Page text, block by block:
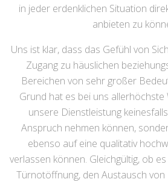
in jeder erdenklichen Situation
anbieten zu
Uns ist klar, dass das Gefühl von
Zugang zu häuslichen
Bereichen von sehr großer
Grund hat es bei uns allerhöchste
unsere Dienstleistung
Anspruch nehmen können,
ebenso auf eine qualitativ
verlassen können. Gleichgültig, ob
Türnotöffnung, den Austausch